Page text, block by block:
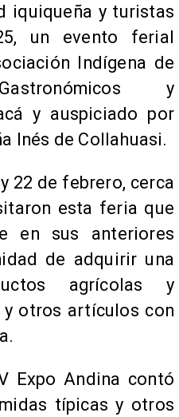
iquiqueña y turistas
un evento ferial
Indígena de
y
y auspiciado por
Inés de Collahuasi.
22 de febrero, cerca
esta feria que
en sus anteriores
de adquirir una
agrícolas y
otros artículos con
Expo Andina contó
típicas y otros